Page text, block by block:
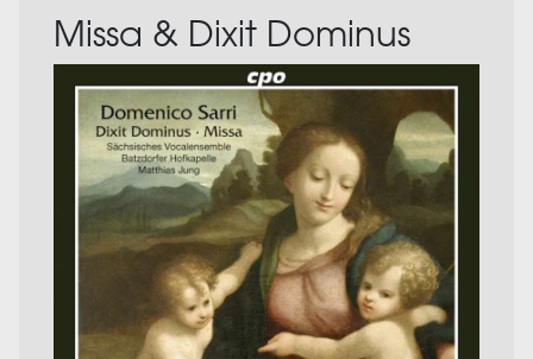
Missa & Dixit Dominus